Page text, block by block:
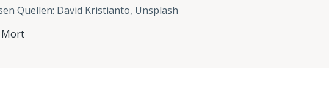
Quellen: David Kristianto, Unsplash
Mort